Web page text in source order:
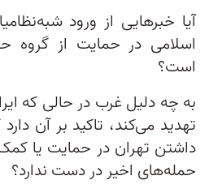
آیا خبرهایی از ورود
اسلامی در حمایت از
است؟
به چه دلیل غرب در حالی که
تهدید می‌کند، تاکید بر آن
داشتن تهران در حمایت یا
حمله‌های اخیر در دست ندارد؟